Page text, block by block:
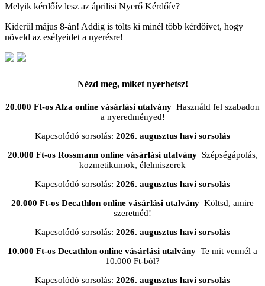
Melyik kérdőív lesz az áprilisi Nyerő Kérdőív?
Kiderül május 8-án! Addig is tölts ki minél több kérdőívet, hogy
növeld az esélyeidet a nyerésre!
Nézd meg, miket nyerhetsz!
20.000 Ft-os Alza online vásárlási utalvány Használd fel szabadon
a nyeredményed!
Kapcsolódó sorsolás: 2026. augusztus havi sorsolás
20.000 Ft-os Rossmann online vásárlási utalványSzépségápolás,
kozmetikumok, élelmiszerek
Kapcsolódó sorsolás: 2026. augusztus havi sorsolás
20.000 Ft-os Decathlon online vásárlási utalvány Költsd, amire
szeretnéd!
Kapcsolódó sorsolás: 2026. augusztus havi sorsolás
10.000 Ft-os Decathlon online vásárlási utalvány Te mit vennél a
10.000 Ft-ból?
Kapcsolódó sorsolás: 2026. augusztus havi sorsolás